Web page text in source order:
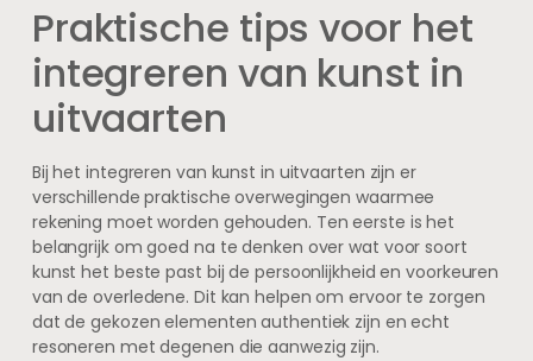
Praktische tips voor het
integreren van kunst in
uitvaarten
Bij het integreren van kunst in uitvaarten zijn er
verschillende praktische overwegingen waarmee
rekening moet worden gehouden. Ten eerste is het
belangrijk om goed na te denken over wat voor soort
kunst het beste past bij de persoonlijkheid en voorkeuren
van de overledene. Dit kan helpen om ervoor te zorgen
dat de gekozen elementen authentiek zijn en echt
resoneren met degenen die aanwezig zijn.